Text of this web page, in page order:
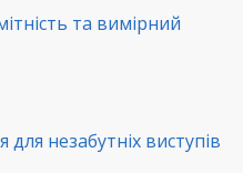
та вимірний
незабутніх виступів